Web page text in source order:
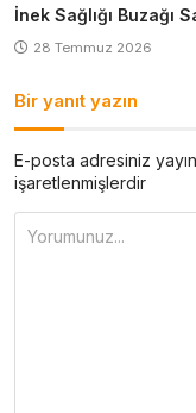
İnek Sağlığı Buzağı
28 Temmuz 2026
Bir yanıt yazın
E-posta adresiniz
işaretlenmişlerdir